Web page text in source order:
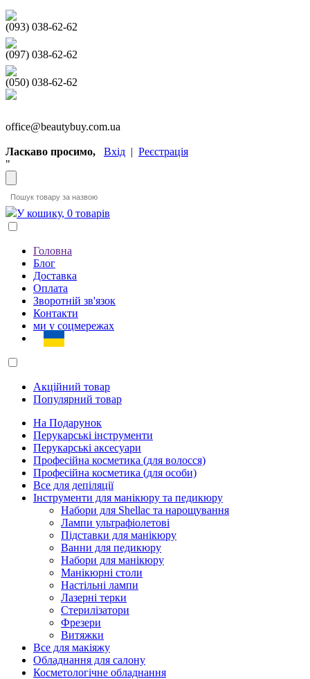
(093) 038-62-62
(097) 038-62-62
(050) 038-62-62
office@beautybuy.com.ua
Ласкаво просимо, Вхід | Реєстрація
"
У кошику, 0 товарів
Головна
Блог
Доставка
Оплата
Зворотній зв'язок
Контакти
ми у соцмережах
Акційний товар
Популярний товар
На Подарунок
Перукарські інструменти
Перукарські аксесуари
Професійна косметика (для волосся)
Професійна косметика (для особи)
Все для депіляції
Інструменти для манікюру та педикюру
Набори для Shellac та нарощування
Лампи ультрафіолетові
Підставки для манікюру
Ванни для педикюру
Набори для манікюру
Манікюрні столи
Настільні лампи
Лазерні терки
Стерилізатори
Фрезери
Витяжки
Все для макіяжу
Обладнання для салону
Косметологічне обладнання